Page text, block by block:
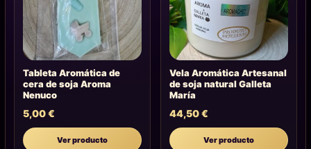
Tableta Aromática de
cera de soja Aroma
Nenuco
5,00€
Ver producto
Vela Aromática Artesanal
de soja natural Galleta
María
44,50€
Ver producto